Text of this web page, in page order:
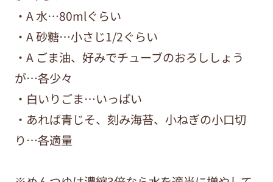
・A 水…80mlぐらい
・A 砂糖…小さじ1/2ぐらい
・A ごま油、好みでチューブのおろししょう
が…各少々
・白いりごま…いっぱい
・あれば青じそ、刻み海苔、小ねぎの小口切
り…各適量